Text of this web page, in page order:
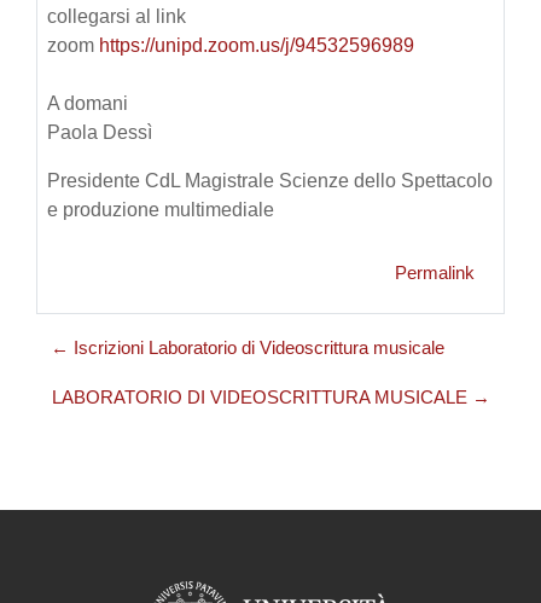
collegarsi al link
zoom https://unipd.zoom.us/j/94532596989
A domani
Paola Dessì
Presidente CdL Magistrale Scienze dello Spettacolo
e produzione multimediale
Permalink
← Iscrizioni Laboratorio di Videoscrittura musicale
LABORATORIO DI VIDEOSCRITTURA MUSICALE →